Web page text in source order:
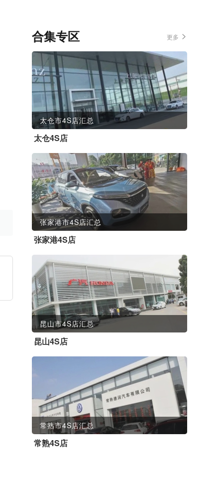
合集专区 更多
太仓市4S店汇总
太仓4S店
张家港市4S店汇总
张家港4S店
昆山市4S店汇总
昆山4S店
常熟市4S店汇总
常熟4S店